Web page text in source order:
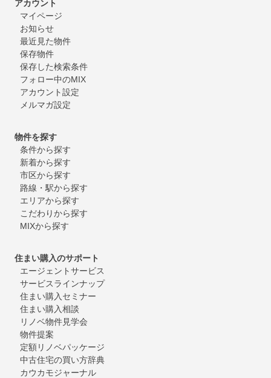
アカウント
マイページ
お知らせ
最近見た物件
保存物件
保存した検索条件
フォロー中のMIX
アカウント設定
メルマガ設定
物件を探す
条件から探す
新着から探す
市区から探す
路線・駅から探す
エリアから探す
こだわりから探す
MIXから探す
住まい購入のサポート
エージェントサービス
サービスラインナップ
住まい購入セミナー
住まい購入相談
リノベ物件見学会
物件提案
定額リノベパッケージ
中古住宅の買い方辞典
カウカモジャーナル